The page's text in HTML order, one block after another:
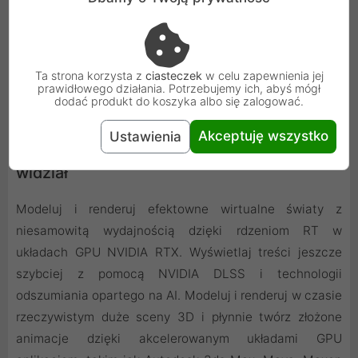
Animacja 3D - wydajność, jakiej świat nie
widział
Modeluj i renderuj efektowne wirtualne światy z
niesamowitą wydajnością dzięki rdzeniom RT w
układach GPU NVIDIA RTX. Wyświetlaj treści jeszcze
szybciej z pomocą NVIDIA DLSS i technologii
odszumiania opartego na AI. Modeluj i renderuj w czasie
rzeczywistym duże sceny 3D i płynnie twórz złożone
animacje dzięki akcelerowanym układami GPU
Ta strona korzysta z ciasteczek w celu zapewnienia jej
prawidłowego działania. Potrzebujemy ich, abyś mógł
dodać produkt do koszyka albo się zalogować.
Ustawienia Akceptuję wszystko